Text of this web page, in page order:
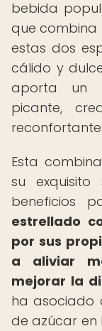
bebida
que combina
estas dos
cálido y
aporta un
picante,
reconfortante.
Esta
su
beneficios
estrellado
por sus
a aliviar
mejorar la
ha asociado
de azúcar en